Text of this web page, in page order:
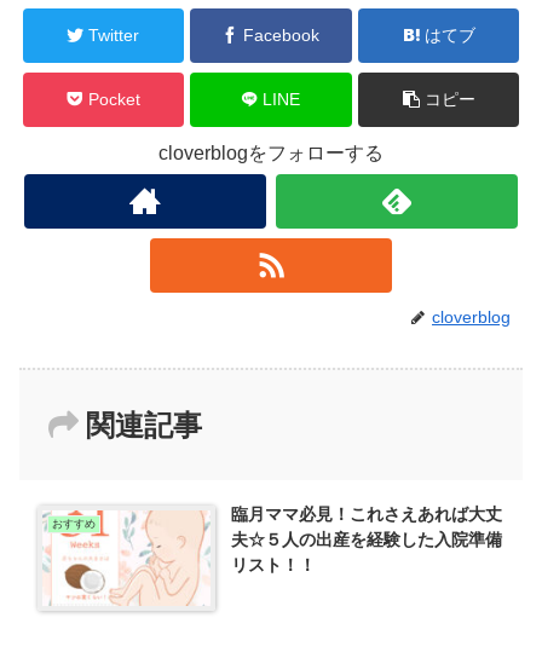
Twitter Facebook はてブ
Pocket LINE コピー
cloverblogをフォローする
cloverblog
関連記事
おすすめ
臨月ママ必見！これさえあれば大丈
夫☆５人の出産を経験した入院準備
リスト！！